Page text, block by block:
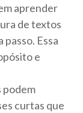
aprender
de textos
passo. Essa
e
podem
curtas que